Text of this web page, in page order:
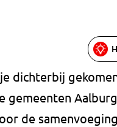
dichterbij
gemeenten
de